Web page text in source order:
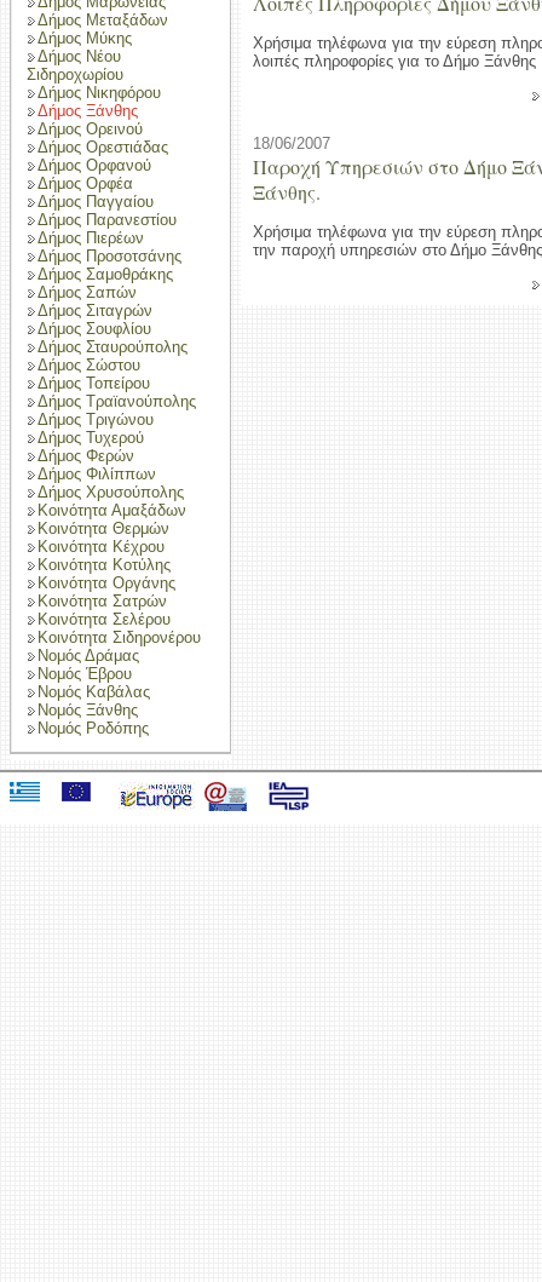
Δήμος Μεταξάδων
Δήμος Μύκης
Δήμος Νέου
Σιδηροχωρίου
Δήμος Νικηφόρου
Δήμος Ξάνθης
Δήμος Ορεινού
Δήμος Ορεστιάδας
Δήμος Ορφανού
Δήμος Ορφέα
Δήμος Παγγαίου
Δήμος Παρανεστίου
Δήμος Πιερέων
Δήμος Προσοτσάνης
Δήμος Σαμοθράκης
Δήμος Σαπών
Δήμος Σιταγρών
Δήμος Σουφλίου
Δήμος Σταυρούπολης
Δήμος Σώστου
Δήμος Τοπείρου
Δήμος Τραϊανούπολης
Δήμος Τριγώνου
Δήμος Τυχερού
Δήμος Φερών
Δήμος Φιλίππων
Δήμος Χρυσούπολης
Κοινότητα Αμαξάδων
Κοινότητα Θερμών
Κοινότητα Κέχρου
Κοινότητα Κοτύλης
Κοινότητα Οργάνης
Κοινότητα Σατρών
Κοινότητα Σελέρου
Κοινότητα Σιδηρονέρου
Νομός Δράμας
Νομός Έβρου
Νομός Καβάλας
Νομός Ξάνθης
Νομός Ροδόπης
Χρήσιμα τηλέφωνα για την εύρεση
λοιπές πληροφορίες για το Δήμο
18/06/2007
Παροχή Υπηρεσιών στο Δήμο
Ξάνθης.
Χρήσιμα τηλέφωνα για την εύρεση
την παροχή υπηρεσιών στο Δήμο